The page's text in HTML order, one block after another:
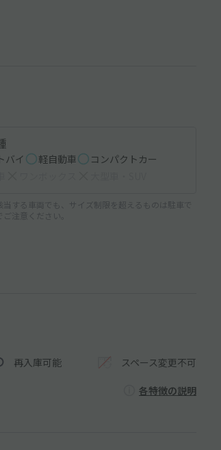
バイ 軽自動車
コンパクトカー
当する車両でも、サイズ制限を超えるものは駐車で
ご注意ください。
再入庫可能 スペース変更不可
各特徴の説明